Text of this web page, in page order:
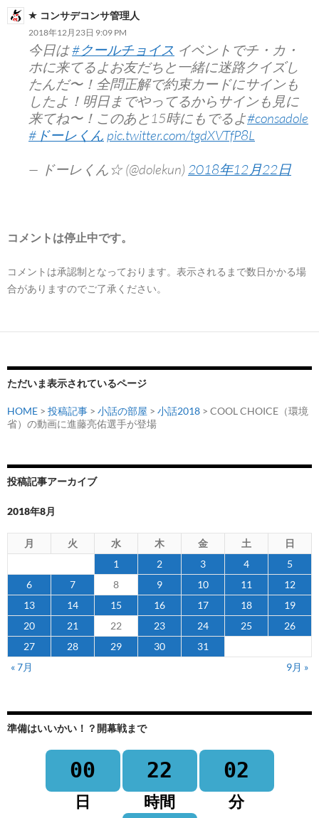
ン コンサデコンサ管理人
2018年12月23日 9:09 PM
今日は#クールチョイス イベントでチ・カ・
ホに来てるよお友だちと一緒に迷路クイズし
たんだ〜！全問正解で約束カードにサインも
したよ！明日までやってるからサインも見に
来てね〜！このあと15時にもでるよ#consadole
#ドーレくん pic.twitter.com/tgdXVTfP8L
— ドーレくん☆ (@dolekun) 2018年12月22日
コメントは停止中です。
コメントは承認制となっております。表示されるまで数日かかる場
合がありますのでご了承ください。
ただいま表示されているページ
HOME > 投稿記事 > 小話の部屋 > 小話2018 > COOL CHOICE（環境
省）の動画に進藤亮佑選手が登場
投稿記事アーカイブ
2018年8月
月 火 水 木 金 土
日
1
2 3 4
5
6
7 8 9 10 11
12
13
14 15 16 17 18
19
20
21 22 23 24 25
26
27
28 29 30
31
« 7月
9月 »
準備はいいかい！？開幕戦まで
00
日
22
時間
02
分